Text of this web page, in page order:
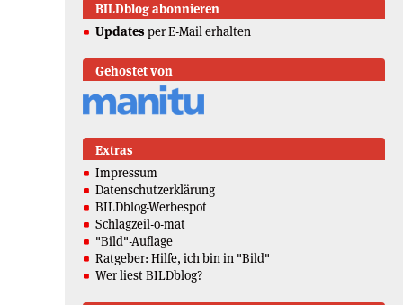
BILDblog abonnieren
Updates per E-Mail erhalten
Gehostet von
Extras
Impressum
Datenschutzerklärung
BILDblog-Werbespot
Schlagzeil-o-mat
"Bild"-Auflage
Ratgeber: Hilfe, ich bin in "Bild"
Wer liest BILDblog?